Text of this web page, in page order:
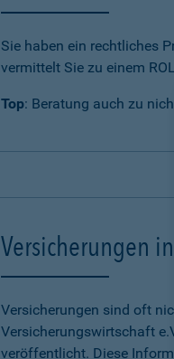
Sie haben ein rechtliches
vermittelt Sie zu einem
Top: Beratung auch zu
Versicherungen
Versicherungen sind oft
Versicherungswirtschaft
veröffentlicht. Diese